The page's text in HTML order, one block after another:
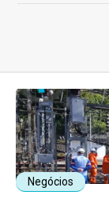
Negócios